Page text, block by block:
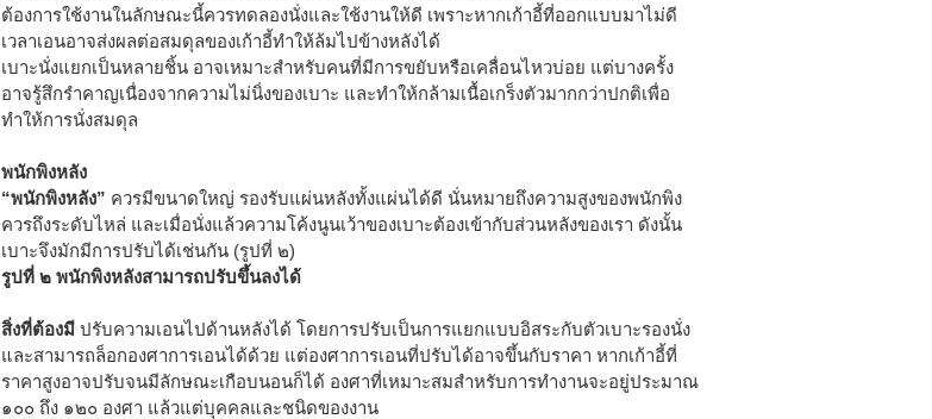
ต้องการใช้งานในลักษณะนี้ควรทดลองนั่งและใช้งานให้ดี เพราะหากเก้าอี้ที่ออกแบบมาไม่ดี
เวลาเอนอาจส่งผลต่อสมดุลของเก้าอี้ทำให้ล้มไปข้างหลังได้
เบาะนั่งแยกเป็นหลายชิ้น อาจเหมาะสำหรับคนที่มีการขยับหรือเคลื่อนไหวบ่อย แต่บางครั้ง
อาจรู้สึกรำคาญเนื่องจากความไม่นิ่งของเบาะ และทำให้กล้ามเนื้อเกร็งตัวมากกว่าปกติเพื่อ
ทำให้การนั่งสมดุล
พนักพิงหลัง
“พนักพิงหลัง” ควรมีขนาดใหญ่ รองรับแผ่นหลังทั้งแผ่นได้ดี นั่นหมายถึงความสูงของพนักพิง
ควรถึงระดับไหล่ และเมื่อนั่งแล้วความโค้งนูนเว้าของเบาะต้องเข้ากับส่วนหลังของเรา ดังนั้น
เบาะจึงมักมีการปรับได้เช่นกัน (รูปที่ ๒)
รูปที่ ๒ พนักพิงหลังสามารถปรับขึ้นลงได้
สิ่งที่ต้องมี ปรับความเอนไปด้านหลังได้ โดยการปรับเป็นการแยกแบบอิสระกับตัวเบาะรองนั่ง
และสามารถล็อกองศาการเอนได้ด้วย แต่องศาการเอนที่ปรับได้อาจขึ้นกับราคา หากเก้าอี้ที่
ราคาสูงอาจปรับจนมีลักษณะเกือบนอนก็ได้ องศาที่เหมาะสมสำหรับการทำงานจะอยู่ประมาณ
๑๐๐ ถึง ๑๒๐ องศา แล้วแต่บุคคลและชนิดของงาน